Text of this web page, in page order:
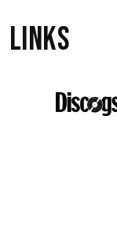
Links